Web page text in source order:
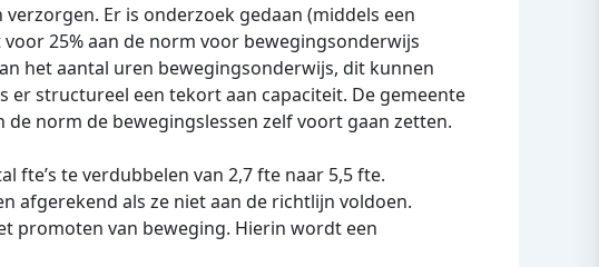
Er is onderzoek gedaan (middels een
25% aan de norm voor bewegingsonderwijs
het aantal uren bewegingsonderwijs, dit kunnen
structureel een tekort aan capaciteit. De gemeente
norm de bewegingslessen zelf voort gaan zetten.
fte’s te verdubbelen van 2,7 fte naar 5,5 fte.
afgerekend als ze niet aan de richtlijn voldoen.
promoten van beweging. Hierin wordt een